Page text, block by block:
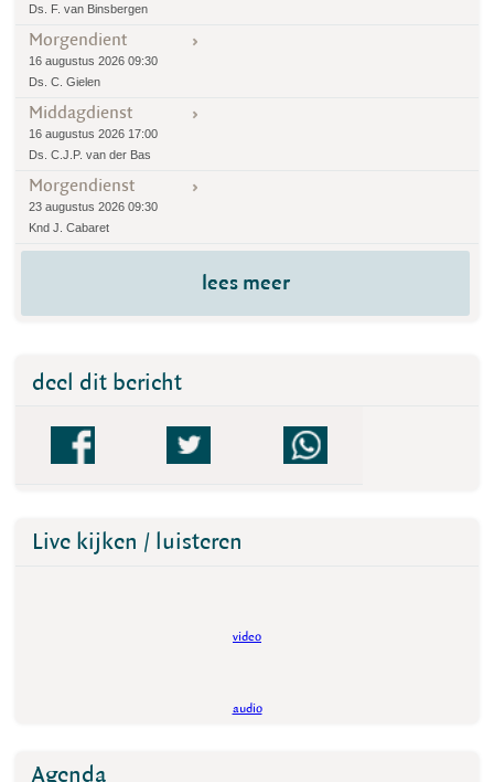
Ds. F. van Binsbergen
Morgendient
16 augustus 2026 09:30
Ds. C. Gielen
Middagdienst
16 augustus 2026 17:00
Ds. C.J.P. van der Bas
Morgendienst
23 augustus 2026 09:30
Knd J. Cabaret
lees meer
deel dit bericht
Live kijken / luisteren
video
audio
Agenda